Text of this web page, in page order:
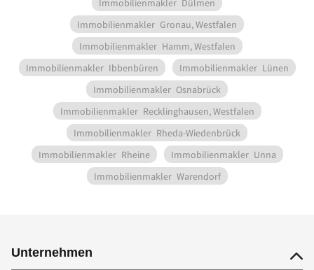
Immobilienmakler Dülmen
Immobilienmakler Gronau, Westfalen
Immobilienmakler Hamm, Westfalen
Immobilienmakler Ibbenbüren Immobilienmakler Lünen
Immobilienmakler Osnabrück
Immobilienmakler Recklinghausen, Westfalen
Immobilienmakler Rheda-Wiedenbrück
Immobilienmakler Rheine Immobilienmakler Unna
Immobilienmakler Warendorf
Unternehmen